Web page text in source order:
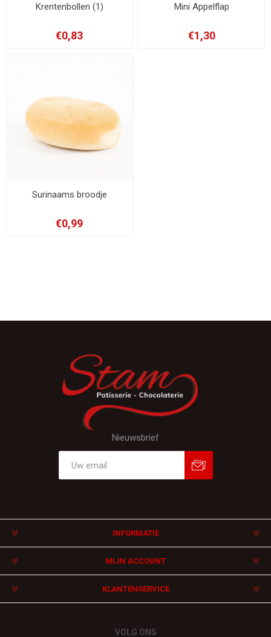
Krentenbollen (1)
€0,83
Mini Appelflap
€1,30
Surinaams broodje
€0,99
Nieuwsbrief
INFORMATIE
MIJN ACCOUNT
KLANTENSERVICE
VOLG ONS